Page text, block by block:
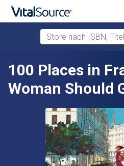
Zum Hauptinhalt springen
Store nach ISBN, Titel
100 Places in
Woman Should